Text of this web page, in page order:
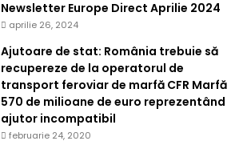
Newsletter Europe Direct Aprilie 2024
aprilie 26, 2024
Ajutoare de stat: România trebuie să
recupereze de la operatorul de
transport feroviar de marfă CFR Marfă
570 de milioane de euro reprezentând
ajutor incompatibil
februarie 24, 2020